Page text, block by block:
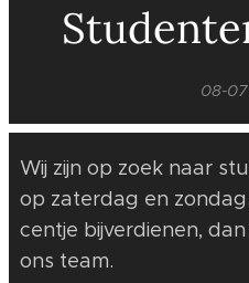
08-
Wij zijn op zoek naar
op zaterdag en
centje bijverdienen,
ons team.